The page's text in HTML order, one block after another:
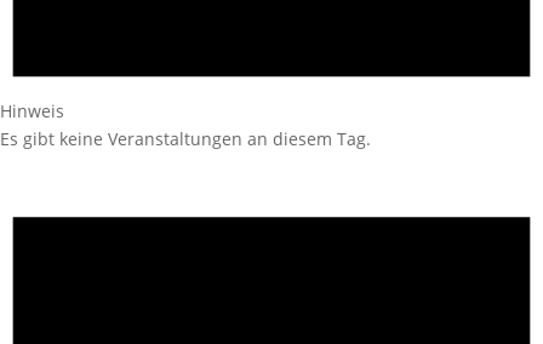
Hinweis
Es gibt keine Veranstaltungen an diesem Tag.